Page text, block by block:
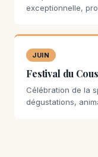
exceptionnelle,
JUIN
Festival du
Célébration de la
dégustations,